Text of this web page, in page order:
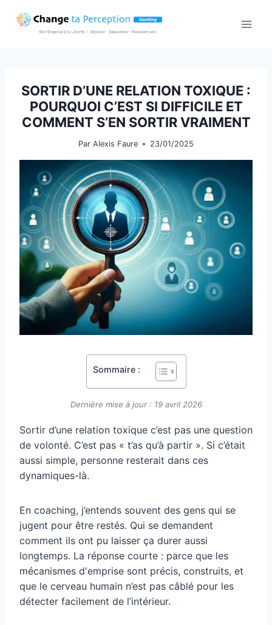
SORTIR D’UNE RELATION TOXIQUE :
POURQUOI C’EST SI DIFFICILE ET
COMMENT S’EN SORTIR VRAIMENT
Par Alexis Faure 23/01/2025
Sommaire :
Dernière mise à jour : 19 avril 2026
Sortir d’une relation toxique c’est pas une question
de volonté. C’est pas « t’as qu’à partir ». Si c’était
aussi simple, personne resterait dans ces
dynamiques-là.
En coaching, j’entends souvent des gens qui se
jugent pour être restés. Qui se demandent
comment ils ont pu laisser ça durer aussi
longtemps. La réponse courte : parce que les
mécanismes d'emprise sont précis, construits, et
que le cerveau humain n’est pas câblé pour les
détecter facilement de l’intérieur.